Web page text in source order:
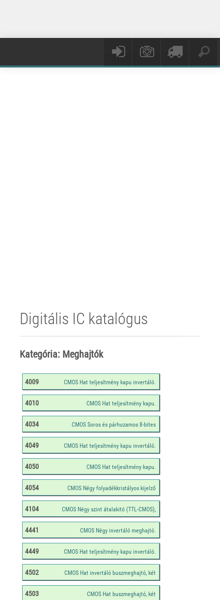
Digitális IC katalógus
Kategória: Meghajtók
4009
4010
4034
4049
4050
4054
4104
4441
4449
4502
4503